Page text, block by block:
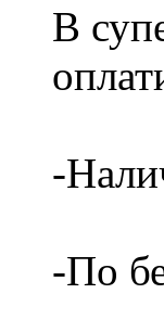
В
-
-По